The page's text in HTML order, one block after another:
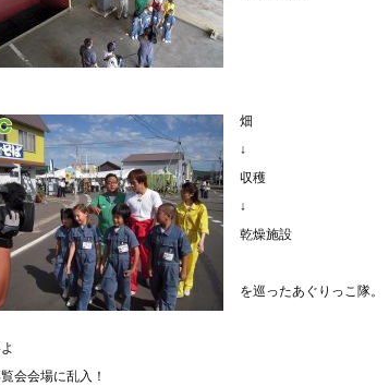
畑
↓
収穫
↓
乾燥施設
を巡ったあぐりっこ隊。
会会場に乱入！